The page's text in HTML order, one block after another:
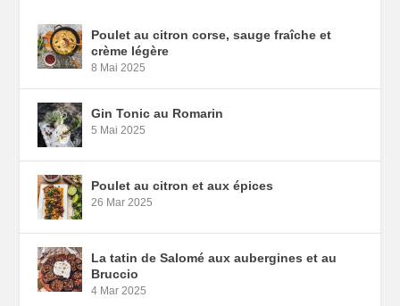
Poulet au citron corse, sauge fraîche et
crème légère
8 Mai 2025
Gin Tonic au Romarin
5 Mai 2025
Poulet au citron et aux épices
26 Mar 2025
La tatin de Salomé aux aubergines et au
Bruccio
4 Mar 2025